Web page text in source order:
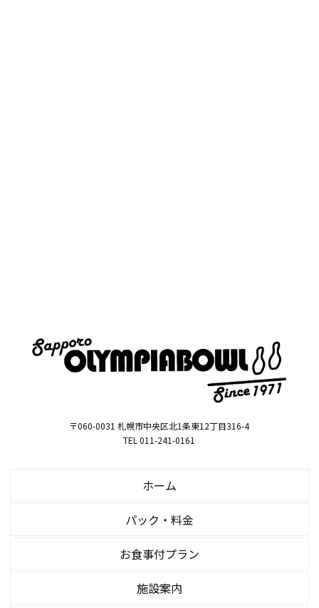
〒060-0031 札幌市中央区北1条東12丁目316-4
TEL 011-241-0161
ホーム
パック・料金
お食事付プラン
施設案内